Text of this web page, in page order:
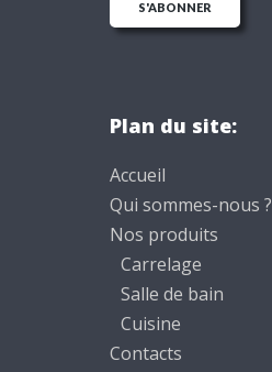
Plan du site:
Accueil
Qui sommes-nous ?
Nos produits
Carrelage
Salle de bain
Cuisine
Contacts